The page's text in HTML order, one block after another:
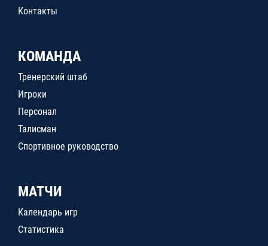
Контакты
КОМАНДА
Тренерский штаб
Игроки
Персонал
Талисман
Спортивное руководство
МАТЧИ
Календарь игр
Статистика